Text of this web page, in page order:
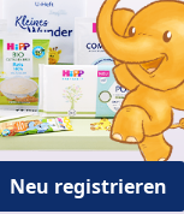
Neu registrieren